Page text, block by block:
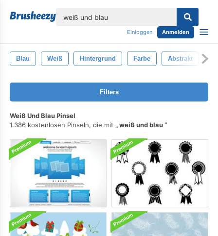
Einloggen Anmelden
Blau Weiß Hintergrund Farbe Abstrakt
Filters
Weiß Und Blau Pinsel
1.386 kostenlosen Pinseln, die mit
weiß und blau